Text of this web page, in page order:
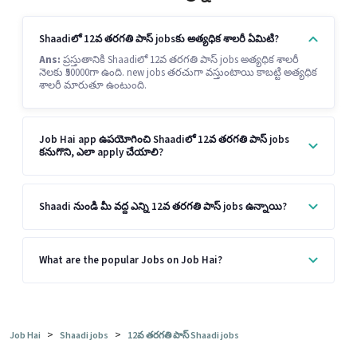
Shaadiలో 12వ తరగతి పాస్ jobsకు అత్యధిక శాలరీ ఏమిటి?
Ans: ప్రస్తుతానికి Shaadiలో 12వ తరగతి పాస్ jobs అత్యధిక శాలరీ
నెలకు ₹50000గా ఉంది. new jobs తరచుగా వస్తుంటాయి కాబట్టి అత్యధిక
శాలరీ మారుతూ ఉంటుంది.
Job Hai app ఉపయోగించి Shaadiలో 12వ తరగతి పాస్ jobs
కనుగొని, ఎలా apply చేయాలి?
Shaadi నుండి మీ వద్ద ఎన్ని 12వ తరగతి పాస్ jobs ఉన్నాయి?
What are the popular Jobs on Job Hai?
Job Hai > Shaadi jobs > 12వ తరగతి పాస్ Shaadi jobs